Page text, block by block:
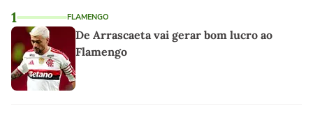
1 FLAMENGO
De Arrascaeta vai gerar bom lucro ao
Flamengo